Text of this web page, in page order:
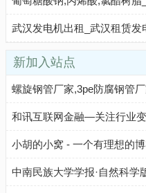
新加入站点
和讯互联网金融—关注行业
小胡的小窝 - 一个有理想的
中南民族大学学报·自然科学